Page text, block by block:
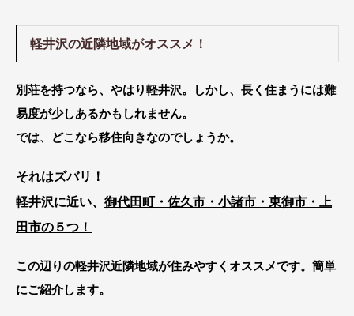
軽井沢の近隣地域がオススメ！
別荘を持つなら、やはり軽井沢。しかし、長く住まうには難
易度が少しあるかもしれません。
では、どこなら移住向きなのでしょうか。
それはズバリ！
軽井沢に近い、 御代田町・佐久市・小諸市・東御市・上
田市の５つ！
この辺りの軽井沢近隣地域が住みやすくオススメです。簡単
にご紹介します。